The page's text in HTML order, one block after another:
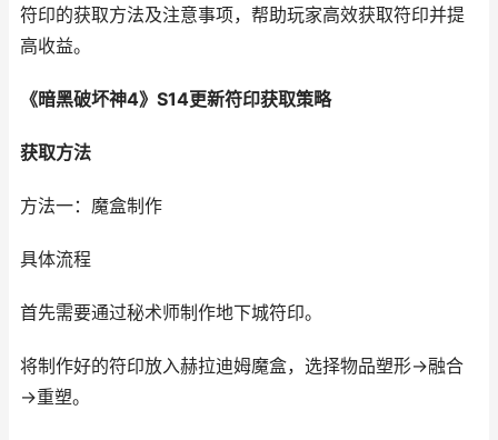
符印的获取方法及注意事项，帮助玩家高效获取符印并提
高收益。
《暗黑破坏神4》S14更新符印获取策略
获取方法
方法一：魔盒制作
具体流程
首先需要通过秘术师制作地下城符印。
将制作好的符印放入赫拉迪姆魔盒，选择物品塑形→融合
→重塑。